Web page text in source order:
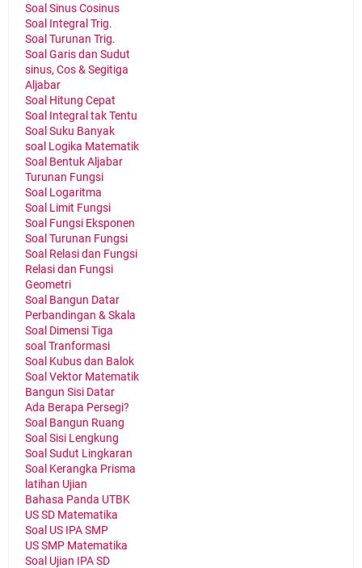
Soal Sinus Cosinus
Soal Integral Trig.
Soal Turunan Trig.
Soal Garis dan Sudut
sinus, Cos & Segitiga
Aljabar
Soal Hitung Cepat
Soal Integral tak Tentu
Soal Suku Banyak
soal Logika Matematik
Soal Bentuk Aljabar
Turunan Fungsi
Soal Logaritma
Soal Limit Fungsi
Soal Fungsi Eksponen
Soal Turunan Fungsi
Soal Relasi dan Fungsi
Relasi dan Fungsi
Geometri
Soal Bangun Datar
Perbandingan & Skala
Soal Dimensi Tiga
soal Tranformasi
Soal Kubus dan Balok
Soal Vektor Matematik
Bangun Sisi Datar
Ada Berapa Persegi?
Soal Bangun Ruang
Soal Sisi Lengkung
Soal Sudut Lingkaran
Soal Kerangka Prisma
latihan Ujian
Bahasa Panda UTBK
US SD Matematika
Soal US IPA SMP
US SMP Matematika
Soal Ujian IPA SD